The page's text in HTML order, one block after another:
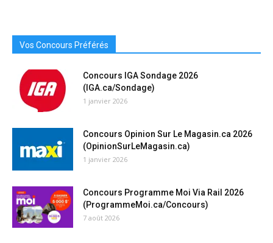
Vos Concours Préférés
Concours IGA Sondage 2026
(IGA.ca/Sondage)
1 janvier 2026
Concours Opinion Sur Le Magasin.ca 2026
(OpinionSurLeMagasin.ca)
1 janvier 2026
Concours Programme Moi Via Rail 2026
(ProgrammeMoi.ca/Concours)
7 août 2026